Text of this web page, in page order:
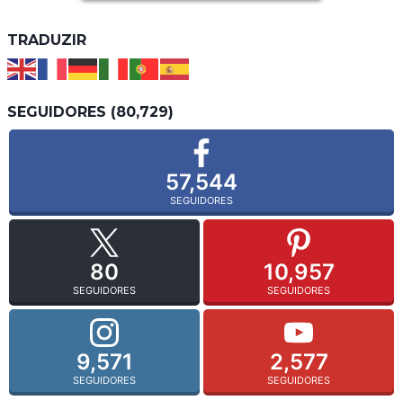
TRADUZIR
SEGUIDORES (80,729)
57,544
SEGUIDORES
80
SEGUIDORES
10,957
SEGUIDORES
9,571
SEGUIDORES
2,577
SEGUIDORES